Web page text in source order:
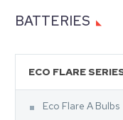
BATTERIES
ECO FLARE
Eco Flare A Bulbs